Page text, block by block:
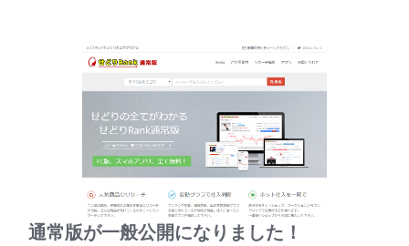
通常版が一般公開になりました！